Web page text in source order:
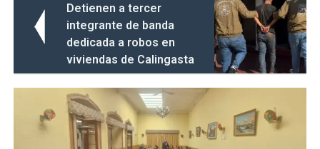
Detienen a tercer
integrante de banda
dedicada a robos en
viviendas de Calingasta